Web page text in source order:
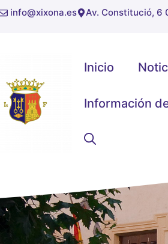
info@xixona.es Av. Constitució, 6
Inicio
Información